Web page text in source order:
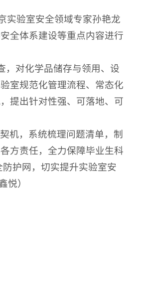
实验室安全领域专家孙艳龙
全体系建设等重点内容进行
，对化学品储存与领用、设
室规范化管理流程、常态化
提出针对性强、可落地、可
机，系统梳理问题清单，制
方责任，全力保障毕业生科
护网，切实提升实验室安
悦）